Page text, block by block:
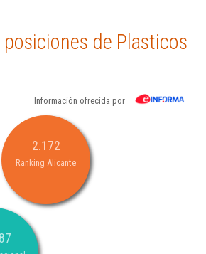
de Plasticos
Información ofrecida por
2.172
Ranking Alicante